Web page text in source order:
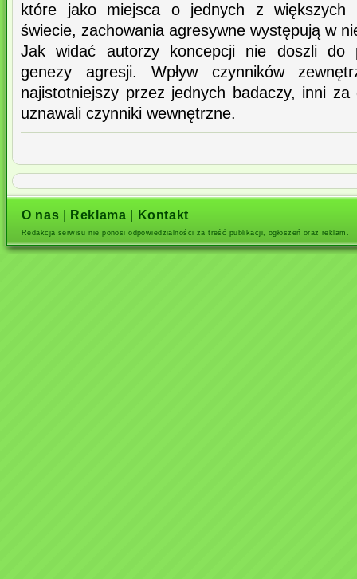
które jako miejsca o jednych z większych
świecie, zachowania agresywne występują w
Jak widać autorzy koncepcji nie doszli do
genezy agresji. Wpływ czynników
najistotniejszy przez jednych badaczy, inni za
uznawali czynniki wewnętrzne.
O nas Reklama Kontakt
Redakcja serwisu nie ponosi odpowiedzialności za treść publikacji, ogłoszeń oraz reklam.